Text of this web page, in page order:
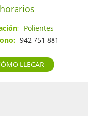
Polientes
942 751 881
LLEGAR